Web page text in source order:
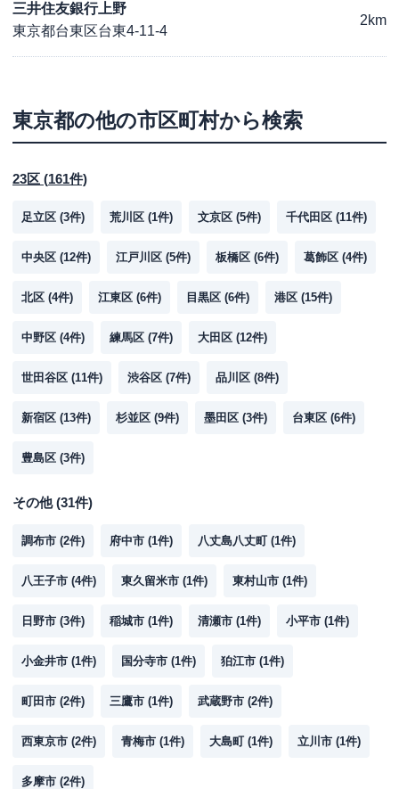
三井住友銀行上野
東京都台東区台東4-11-4
2km
東京都の他の市区町村から検索
23区 (161件)
足立区 (3件) 荒川区 (1件) 文京区 (5件) 千代田区 (11件)
中央区 (12件) 江戸川区 (5件) 板橋区 (6件) 葛飾区 (4件)
北区 (4件) 江東区 (6件) 目黒区 (6件) 港区 (15件)
中野区 (4件) 練馬区 (7件) 大田区 (12件)
世田谷区 (11件) 渋谷区 (7件) 品川区 (8件)
新宿区 (13件) 杉並区 (9件) 墨田区 (3件) 台東区 (6件)
豊島区 (3件)
その他(31件)
調布市 (2件) 府中市 (1件) 八丈島八丈町 (1件)
八王子市 (4件) 東久留米市 (1件) 東村山市 (1件)
日野市 (3件) 稲城市 (1件) 清瀬市 (1件) 小平市 (1件)
小金井市 (1件) 国分寺市 (1件) 狛江市 (1件)
町田市 (2件) 三鷹市 (1件) 武蔵野市 (2件)
西東京市 (2件) 青梅市 (1件) 大島町 (1件) 立川市 (1件)
多摩市 (2件)